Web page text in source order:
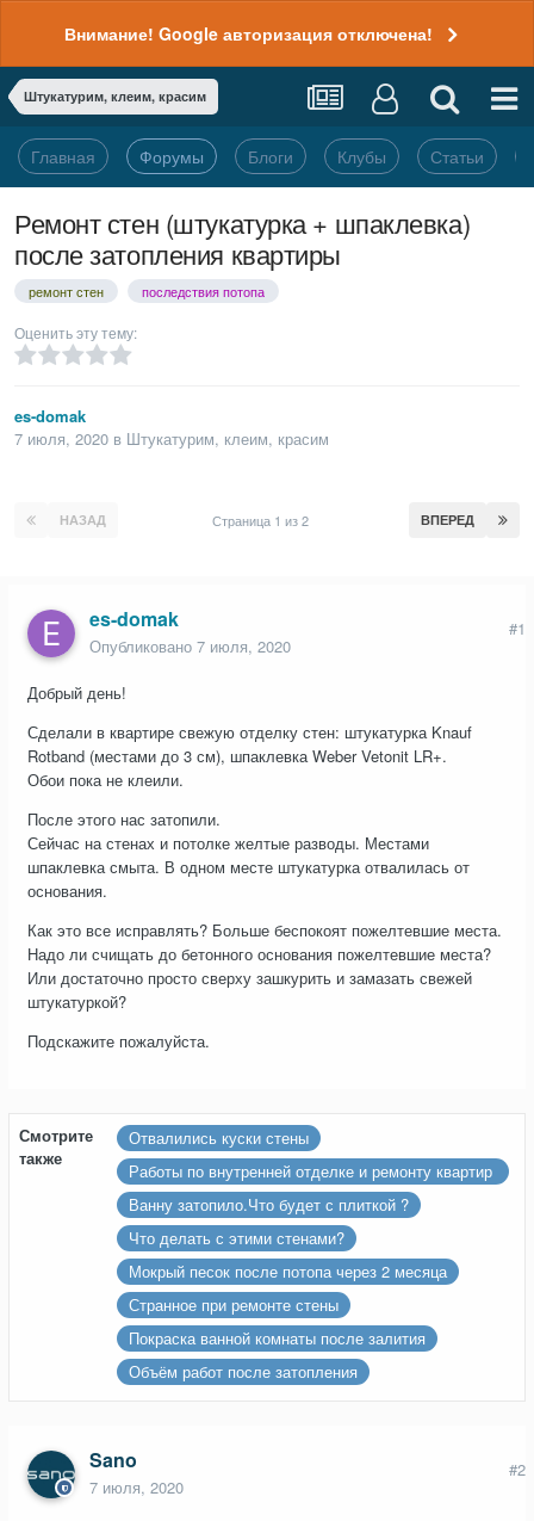
Внимание! Google авторизация отключена!
Штукатурим, клеим, красим
Главная Форумы Блоги Клубы Статьи
Ремонт стен (штукатурка + шпаклевка)
после затопления квартиры
ремонт стен последствия потопа
Оценить эту тему:
es-domak
7 июля, 2020 в Штукатурим, клеим, красим
НАЗАД ВПЕРЕД
Страница 1 из 2
es-domak
Опубликовано 7 июля, 2020
#1
Добрый день!
Сделали в квартире свежую отделку стен: штукатурка Knauf
Rotband (местами до 3 см), шпаклевка Weber Vetonit LR+.
Обои пока не клеили.
После этого нас затопили.
Сейчас на стенах и потолке желтые разводы. Местами
шпаклевка смыта. В одном месте штукатурка отвалилась от
основания.
Как это все исправлять? Больше беспокоят пожелтевшие места.
Надо ли счищать до бетонного основания пожелтевшие места?
Или достаточно просто сверху зашкурить и замазать свежей
штукатуркой?
Подскажите пожалуйста.
Смотрите
также
Отвалились куски стены
Работы по внутренней отделке и ремонту квартир
и домов
Ванну затопило.Что будет с плиткой ?
Что делать с этими стенами?
Мокрый песок после потопа через 2 месяца
Странное при ремонте стены
Покраска ванной комнаты после залития
Объём работ после затопления
Sano
7 июля, 2020
#2